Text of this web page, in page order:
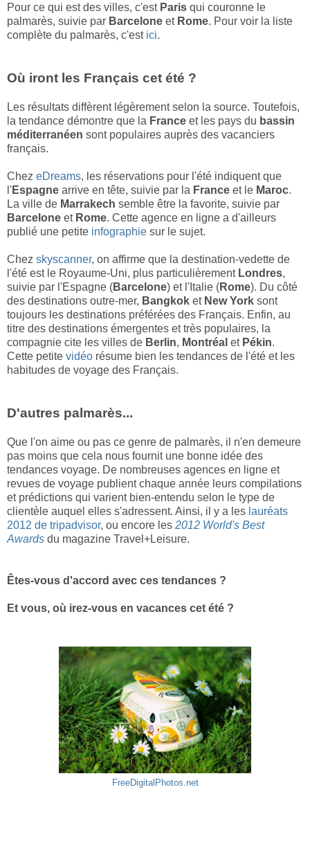
Pour ce qui est des villes, c'est Paris qui couronne le
palmarès, suivie par Barcelone et Rome. Pour voir la liste
complète du palmarès, c'est ici.
Où iront les Français cet été ?
Les résultats diffèrent légèrement selon la source. Toutefois,
la tendance démontre que la France et les pays du bassin
méditerranéen sont populaires auprès des vacanciers
français.
Chez eDreams, les réservations pour l'été indiquent que
l'Espagne arrive en tête, suivie par la France et le Maroc.
La ville de Marrakech semble être la favorite, suivie par
Barcelone et Rome. Cette agence en ligne a d'ailleurs
publié une petite infographie sur le sujet.
Chez skyscanner, on affirme que la destination-vedette de
l'été est le Royaume-Uni, plus particulièrement Londres,
suivie par l'Espagne (Barcelone) et l'Italie (Rome). Du côté
des destinations outre-mer, Bangkok et New York sont
toujours les destinations préférées des Français. Enfin, au
titre des destinations émergentes et très populaires, la
compagnie cite les villes de Berlin, Montréal et Pékin.
Cette petite vidéo résume bien les tendances de l'été et les
habitudes de voyage des Français.
D'autres palmarès...
Que l'on aime ou pas ce genre de palmarès, il n'en demeure
pas moins que cela nous fournit une bonne idée des
tendances voyage. De nombreuses agences en ligne et
revues de voyage publient chaque année leurs compilations
et prédictions qui varient bien-entendu selon le type de
clientèle auquel elles s'adressent. Ainsi, il y a les lauréats
2012 de tripadvisor, ou encore les 2012 World's Best
Awards du magazine Travel+Leisure.
Êtes-vous d'accord avec ces tendances ?
Et vous, où irez-vous en vacances cet été ?
FreeDigitalPhotos.net